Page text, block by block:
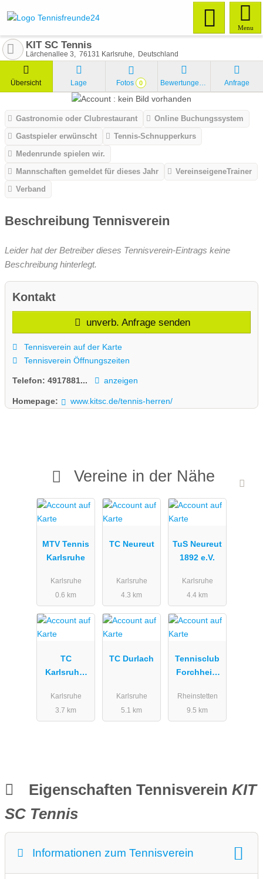
Menu
KIT SC Tennis
Lärchenallee 3 76131 Karlsruhe Deutschland
Übersicht Lage Fotos 0 Bewertungen Anfrage
Gastronomie oder Clubrestaurant
Online Buchungssystem
Gastspieler erwünscht
Tennis-Schnupperkurs
Medenrunde spielen wir.
Mannschaften gemeldet für dieses Jahr
VereinseigeneTrainer
Verband
Beschreibung Tennisverein
Leider hat der Betreiber dieses Tennisverein-Eintrags keine
Beschreibung hinterlegt.
Kontakt
unverb. Anfrage senden
Tennisverein auf der Karte
Tennisverein Öffnungszeiten
Telefon: 4917881... anzeigen
Homepage: www.kitsc.de/tennis-herren/
Vereine in der Nähe
MTV Tennis
Karlsruhe
Karlsruhe
0.6 km
TC Neureut
Karlsruhe
4.3 km
TuS Neureut
1892 e.V.
Karlsruhe
4.4 km
TC
Karlsruhe-
Karlsruhe
3.7 km
TC Durlach
Karlsruhe
5.1 km
Tennisclub
Forchheim
Rheinstetten
9.5 km
Eigenschaften Tennisverein KIT
SC Tennis
Informationen zum Tennisverein